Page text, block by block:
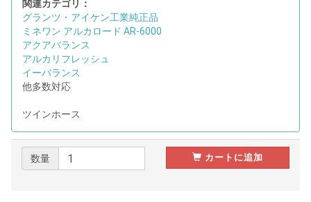
関連カテゴリ：
グランツ・アイケン工業純正品
ミネワン アルカロード AR-6000
アクアバランス
アルカリフレッシュ
イーバランス
他多数対応
ツインホース
数量 カートに追加